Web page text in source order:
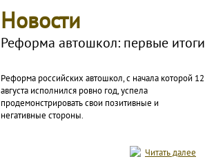
Новости
Реформа автошкол: первые итоги
Реформа российских автошкол, с начала которой 12
августа исполнился ровно год, успела
продемонстрировать свои позитивные и
негативные стороны.
Читать далее